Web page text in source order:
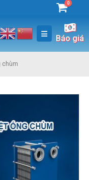
0
Báo giá
chùm